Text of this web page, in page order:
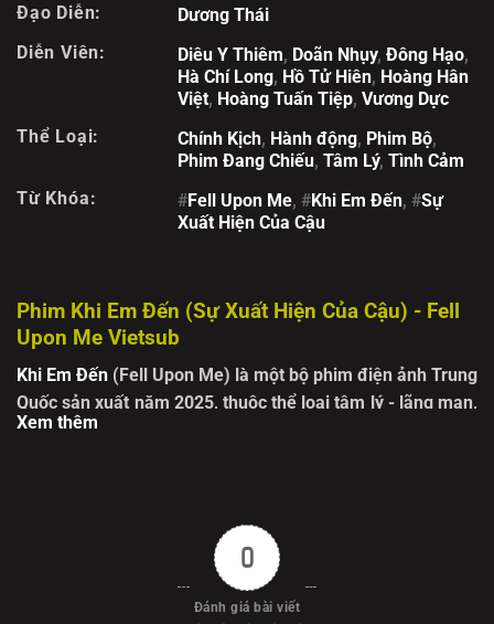
Đạo Diễn:
Dương Thái
Diễn Viên:
Diêu Y Thiêm, Doãn Nhụy, Đông Hạo,
Hà Chí Long, Hồ Tử Hiên, Hoàng Hân
Việt, Hoàng Tuấn Tiệp, Vương Dực
Thể Loại:
Chính Kịch, Hành động, Phim Bộ,
Phim Đang Chiếu, Tâm Lý, Tình Cảm
Từ Khóa:
#Fell Upon Me, #Khi Em Đến, #Sự
Xuất Hiện Của Cậu
Phim Khi Em Đến (Sự Xuất Hiện Của Cậu) - Fell
Upon Me Vietsub
Khi Em Đến (Fell Upon Me) là một bộ phim điện ảnh Trung
Quốc sản xuất năm 2025, thuộc thể loại tâm lý - lãng mạn,
mang đậm nét nghệ thuật và chiều sâu nội tâm. Phim mở
khoảnh khắc "khi em đến", mọi thứ dần thay đổi: ánh đèn
thành phố trở nên ấm áp, trái tim khép kín bỗng mở rộng.
Nhân vật chính của phim được khắc họa có chiều sâu nội
Xem thêm
0
Đánh giá bài viết